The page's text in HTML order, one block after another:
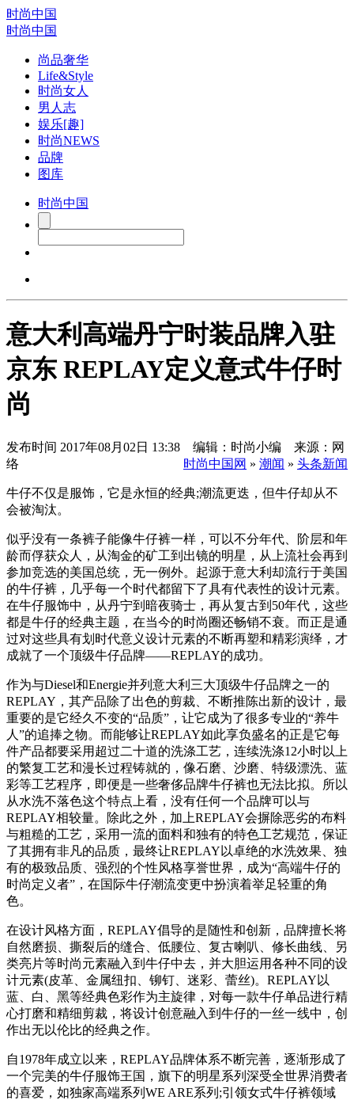
时尚中国
时尚中国
尚品奢华
Life&Style
时尚女人
男人志
娱乐[趣]
时尚NEWS
品牌
图库
时尚中国
意大利高端丹宁时装品牌入驻
京东 REPLAY定义意式牛仔时
尚
发布时间 2017年08月02日 13:38 编辑：时尚小编 来源：网
络
时尚中国网 » 潮闻 » 头条新闻
牛仔不仅是服饰，它是永恒的经典;潮流更迭，但牛仔却从不
会被淘汰。
似乎没有一条裤子能像牛仔裤一样，可以不分年代、阶层和年
龄而俘获众人，从淘金的矿工到出镜的明星，从上流社会再到
参加竞选的美国总统，无一例外。起源于意大利却流行于美国
的牛仔裤，几乎每一个时代都留下了具有代表性的设计元素。
在牛仔服饰中，从丹宁到暗夜骑士，再从复古到50年代，这些
都是牛仔的经典主题，在当今的时尚圈还畅销不衰。而正是通
过对这些具有划时代意义设计元素的不断再塑和精彩演绎，才
成就了一个顶级牛仔品牌——REPLAY的成功。
作为与Diesel和Energie并列意大利三大顶级牛仔品牌之一的
REPLAY，其产品除了出色的剪裁、不断推陈出新的设计，最
重要的是它经久不变的“品质”，让它成为了很多专业的“养牛
人”的追捧之物。而能够让REPLAY如此享负盛名的正是它每
件产品都要采用超过二十道的洗涤工艺，连续洗涤12小时以上
的繁复工艺和漫长过程铸就的，像石磨、沙磨、特级漂洗、蓝
彩等工艺程序，即便是一些奢侈品牌牛仔裤也无法比拟。所以
从水洗不落色这个特点上看，没有任何一个品牌可以与
REPLAY相较量。除此之外，加上REPLAY会摒除恶劣的布料
与粗糙的工艺，采用一流的面料和独有的特色工艺规范，保证
了其拥有非凡的品质，最终让REPLAY以卓绝的水洗效果、独
有的极致品质、强烈的个性风格享誉世界，成为“高端牛仔的
时尚定义者”，在国际牛仔潮流变更中扮演着举足轻重的角
色。
在设计风格方面，REPLAY倡导的是随性和创新，品牌擅长将
自然磨损、撕裂后的缝合、低腰位、复古喇叭、修长曲线、另
类亮片等时尚元素融入到牛仔中去，并大胆运用各种不同的设
计元素(皮革、金属纽扣、铆钉、迷彩、蕾丝)。REPLAY以
蓝、白、黑等经典色彩作为主旋律，对每一款牛仔单品进行精
心打磨和精细剪裁，将设计创意融入到牛仔的一丝一线中，创
作出无以伦比的经典之作。
自1978年成立以来，REPLAY品牌体系不断完善，逐渐形成了
一个完美的牛仔服饰王国，旗下的明星系列深受全世界消费者
的喜爱，如独家高端系列WE ARE系列;引领女式牛仔裤领域